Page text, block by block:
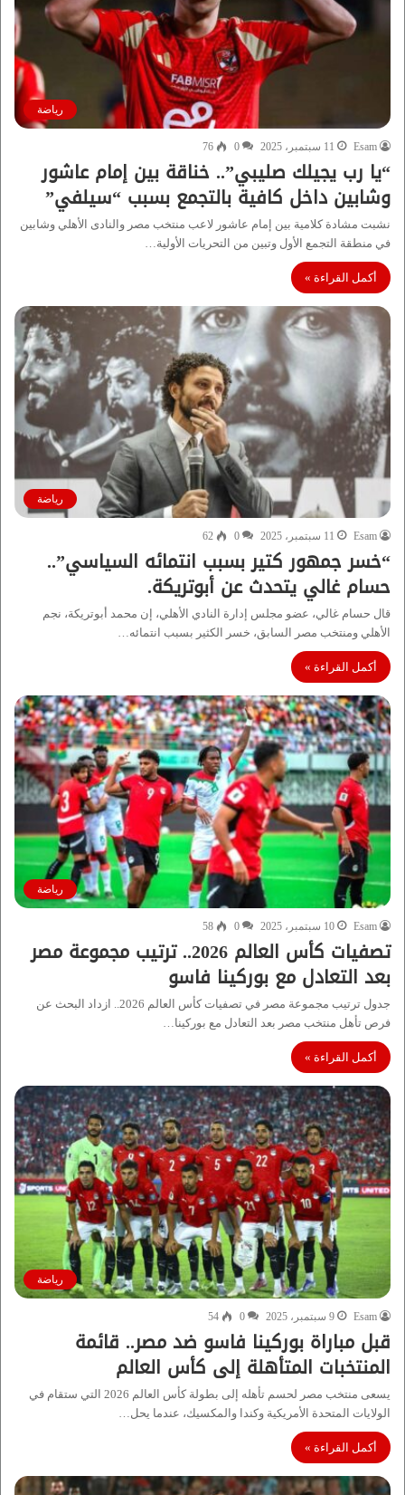
رياضة
Esam 11 سبتمبر، 2025 0
76
“يا رب يجيلك صليبي”.. خناقة بين إمام عاشور
وشابين داخل كافية بالتجمع بسبب “سيلفي”
نشبت مشادة كلامية بين إمام عاشور لاعب منتخب مصر والنادى الأهلي وشابين
في منطقة التجمع الأول وتبين من التحريات الأولية…
أكمل القراءة »
رياضة
Esam 11 سبتمبر، 2025 0
62
“خسر جمهور كتير بسبب انتمائه السياسي”..
حسام غالي يتحدث عن أبوتريكة.
قال حسام غالي، عضو مجلس إدارة النادي الأهلي، إن محمد أبوتريكة، نجم
الأهلي ومنتخب مصر السابق، خسر الكثير بسبب انتمائه…
أكمل القراءة »
رياضة
Esam 10 سبتمبر، 2025 0
58
تصفيات كأس العالم 2026.. ترتيب مجموعة مصر
بعد التعادل مع بوركينا فاسو
جدول ترتيب مجموعة مصر في تصفيات كأس العالم 2026.. ازداد البحث عن
فرص تأهل منتخب مصر بعد التعادل مع بوركينا…
أكمل القراءة »
رياضة
Esam 9 سبتمبر، 2025 0
54
قبل مباراة بوركينا فاسو ضد مصر.. قائمة
المنتخبات المتأهلة إلى كأس العالم
يسعى منتخب مصر لحسم تأهله إلى بطولة كأس العالم 2026 التي ستقام في
الولايات المتحدة الأمريكية وكندا والمكسيك، عندما يحل…
أكمل القراءة »